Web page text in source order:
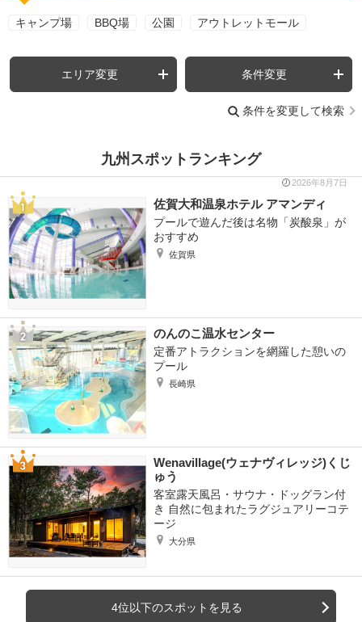
キャンプ場 BBQ場 公園 アウトレットモール
エリア変更 条件変更
条件を変更して検索
九州スポットランキング
2026年8月7日
佐賀大和温泉ホテル アマンディ
プールで遊んだ後は名物「炭酸泉」が
おすすめ
佐賀県
のんのこ温水センター
定番アトラクションを網羅した憩いの
プール
長崎県
Wenavillage(ウェナヴィレッジ)くじ
ゅう
客室露天風呂・サウナ・ドッグラン付
き 自然に包まれたラグジュアリーコテ
ージ
大分県
4位以下のスポットを見る